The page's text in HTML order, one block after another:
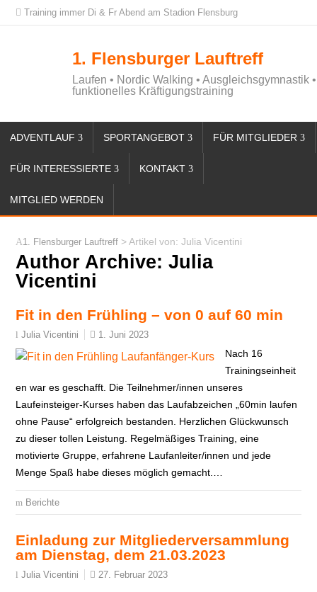
Training immer Di & Fr Abend am Stadion Flensburg
1. Flensburger Lauftreff
Laufen • Nordic Walking • Ausgleichsgymnastik •
funktionelles Kräftigungstraining
ADVENTLAUF SPORTANGEBOT FÜR MITGLIEDER
FÜR INTERESSIERTE KONTAKT
MITGLIED WERDEN
1. Flensburger Lauftreff > Artikel von: Julia Vicentini
Author Archive:Julia
Vicentini
Fit in den Frühling – von 0 auf 60 min
Julia Vicentini 1. Juni 2023
Nach 16
Trainingseinheit
en war es geschafft. Die Teilnehmer/innen unseres
Laufeinsteiger-Kurses haben das Laufabzeichen „60min laufen
ohne Pause“ erfolgreich bestanden. Herzlichen Glückwunsch
zu dieser tollen Leistung. Regelmäßiges Training, eine
motivierte Gruppe, erfahrene Laufanleiter/innen und jede
Menge Spaß habe dieses möglich gemacht.…
Berichte
Einladung zur Mitgliederversammlung
am Dienstag, dem 21.03.2023
Julia Vicentini 27. Februar 2023